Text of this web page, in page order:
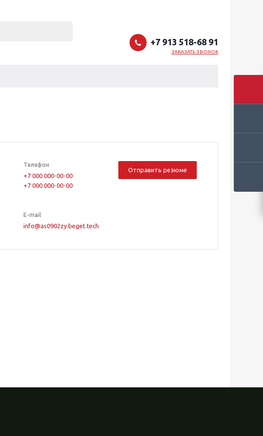
+7 913 518-68 91
ЗАКАЗАТЬ ЗВОНОК
Телефон
+7 000 000-00-00
+7 000 000-00-00
E-mail
info@as0902zy.beget.tech
Отправить резюме